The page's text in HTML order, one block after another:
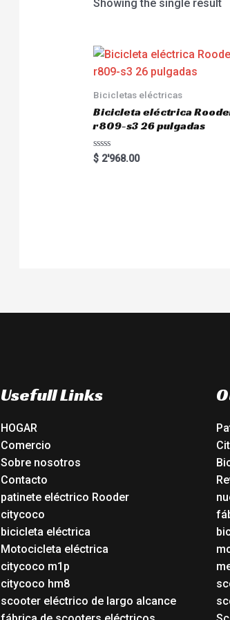
Showing the single result
Bicicletas eléctricas
Bicicleta eléctrica
r809-s3 26 pulgadas
Rated
0
$2'968.00
Usefull Links
HOGAR
Comercio
Sobre nosotros
Contacto
patinete eléctrico Rooder
citycoco
bicicleta eléctrica
Motocicleta eléctrica
citycoco m1p
citycoco hm8
scooter eléctrico de largo alcance